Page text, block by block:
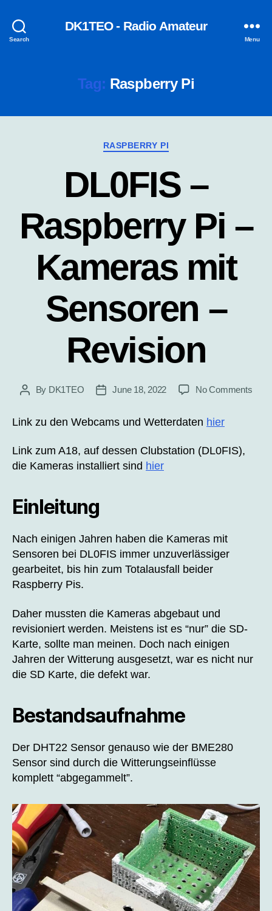
Search
DK1TEO - Radio Amateur
Menu
Tag: Raspberry Pi
Categories
RASPBERRY PI
DL0FIS –
Raspberry Pi –
Kameras mit
Sensoren –
Revision
PostBy DK1TEO
PostJune 18, 2022 No Commentson
Link zu den Webcams und Wetterdaten hier
Link zum A18, auf dessen Clubstation (DL0FIS),
die Kameras installiert sind hier
Einleitung
Nach einigen Jahren haben die Kameras mit
Sensoren bei DL0FIS immer unzuverlässiger
gearbeitet, bis hin zum Totalausfall beider
Raspberry Pis.
Daher mussten die Kameras abgebaut und
revisioniert werden. Meistens ist es “nur” die SD-
Karte, sollte man meinen. Doch nach einigen
Jahren der Witterung ausgesetzt, war es nicht nur
die SD Karte, die defekt war.
Bestandsaufnahme
Der DHT22 Sensor genauso wie der BME280
Sensor sind durch die Witterungseinflüsse
komplett “abgegammelt”.